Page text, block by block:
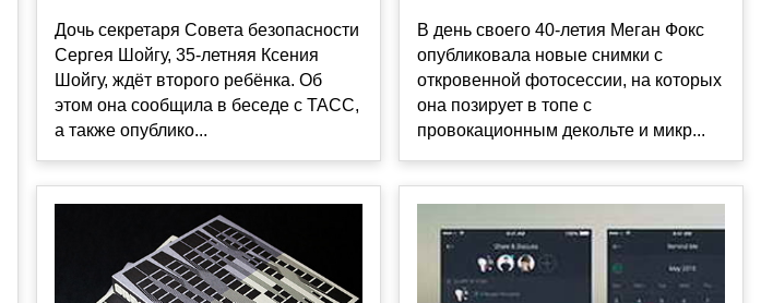
Дочь секретаря Совета безопасности
Сергея Шойгу, 35-летняя Ксения
Шойгу, ждёт второго ребёнка. Об
этом она сообщила в беседе с ТАСС,
а также опублико...
В день своего 40-летия Меган Фокс
опубликовала новые снимки с
откровенной фотосессии, на которых
она позирует в топе с
провокационным декольте и микр...